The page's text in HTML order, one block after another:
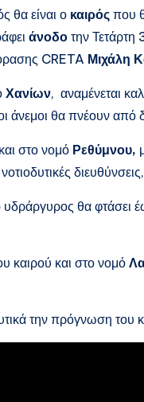
θα είναι ο καιρός που
άνοδο την
CRETA Μιχάλη
Χανίων, αναμένεται
άνεμοι θα πνέουν από
στο νομό Ρεθύμνου,
υδράργυρος θα φτάσει
καιρού και στο νομό
την πρόγνωση του